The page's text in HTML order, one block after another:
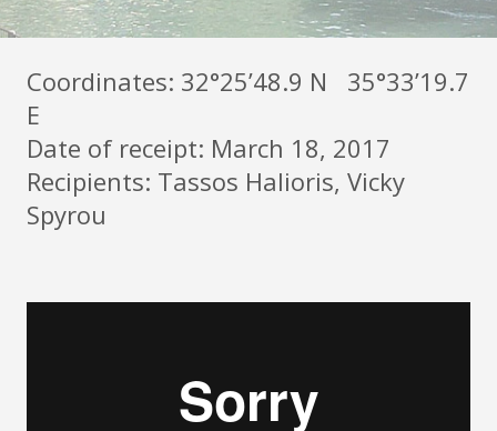
Εκδηλώσεις
Καίτη Χαλιορή
Coordinates: 32°25’48.9 N 35°33’19.7
E
Date of receipt: March 18, 2017
Recipients: Tassos Halioris, Vicky
Spyrou